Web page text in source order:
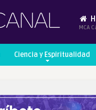
MCA
Ciencia y Espiritualidad